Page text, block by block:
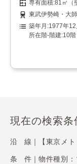
81㎡（
東武伊勢崎・大
1977年12
10
現在の検索条
沿 線｜ 【東京メ
条 件｜ 物件種別